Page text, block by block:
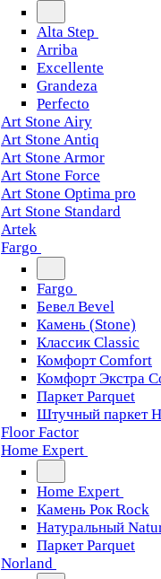
Alta Step
Arriba
Excellente
Grandeza
Perfecto
Art Stone Airy
Art Stone Antiq
Art Stone Armor
Art Stone Force
Art Stone Optima pro
Art Stone Standard
Artek
Fargo
Fargo
Бевел Bevel
Камень (Stone)
Классик Classic
Комфорт Comfort
Комфорт Экстра
Паркет Parquet
Штучный паркет
Floor Factor
Home Expert
Home Expert
Камень Рок Rock
Натуральный
Паркет Parquet
Norland